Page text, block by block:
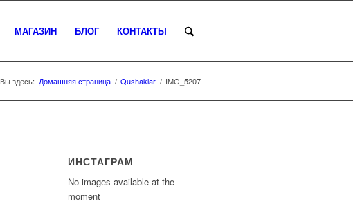
МАГАЗИН БЛОГ КОНТАКТЫ
Вы здесь: Домашняя страница / Qushaklar / IMG_5207
ИНСТАГРАМ
No images available at the
moment